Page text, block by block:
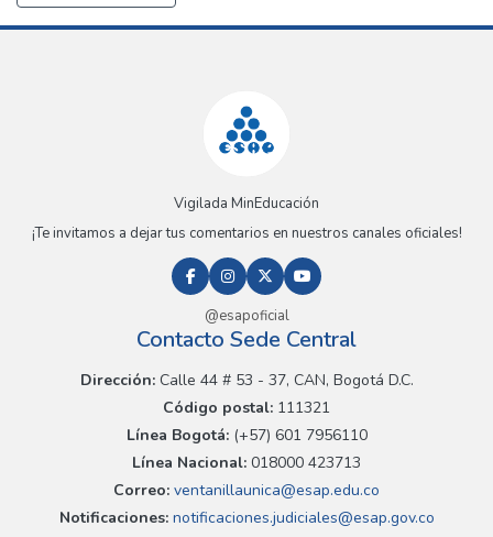
Vigilada MinEducación
¡Te invitamos a dejar tus comentarios en nuestros canales oficiales!
@esapoficial
Contacto Sede Central
Dirección:Calle 44 # 53 - 37, CAN, Bogotá D.C.
Código postal: 111321
Línea Bogotá:(+57) 601 7956110
Línea Nacional: 018000 423713
Correo: ventanillaunica@esap.edu.co
Notificaciones:notificaciones.judiciales@esap.gov.co